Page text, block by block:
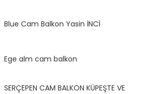
Blue Cam Balkon Yasin İNCİ
Ege alm cam balkon
SERÇEPEN CAM BALKON KÜPEŞTE VE